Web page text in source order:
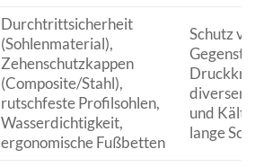
Durchtrittsicherheit
(Sohlenmaterial),
Zehenschutzkappen
(Composite/Stahl),
rutschfeste Profilsohlen,
Wasserdichtigkeit,
ergonomische Fußbetten
Schutz
diversen
und
lange